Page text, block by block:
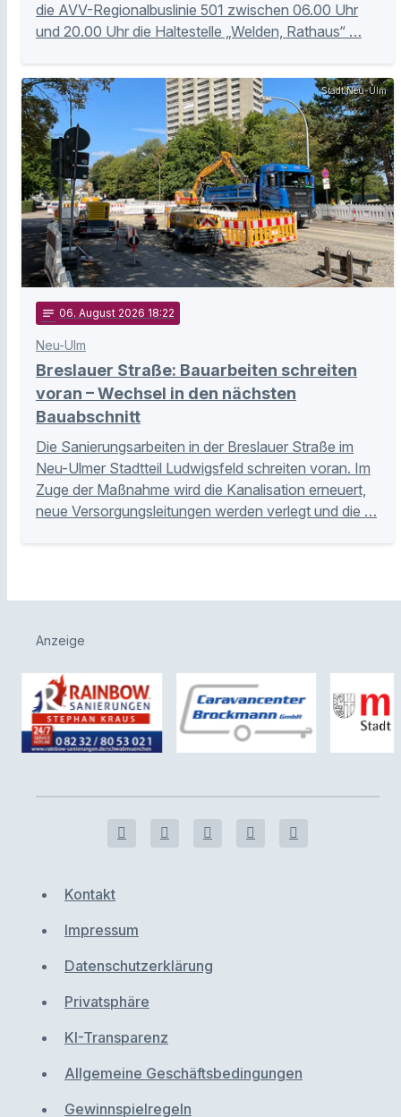
die AVV-Regionalbuslinie 501 zwischen 06.00 Uhr
und 20.00 Uhr die Haltestelle „Welden, Rathaus“ …
Stadt Neu-Ulm
notes 06. August 2026 18:22
Neu-Ulm
Breslauer Straße: Bauarbeiten schreiten
voran – Wechsel in den nächsten
Bauabschnitt
Die Sanierungsarbeiten in der Breslauer Straße im
Neu-Ulmer Stadtteil Ludwigsfeld schreiten voran. Im
Zuge der Maßnahme wird die Kanalisation erneuert,
neue Versorgungsleitungen werden verlegt und die …
Anzeige
Kontakt
Impressum
Datenschutzerklärung
Privatsphäre
KI-Transparenz
Allgemeine Geschäftsbedingungen
Gewinnspielregeln